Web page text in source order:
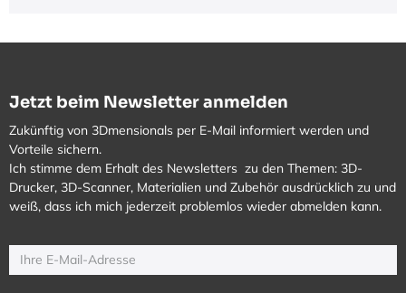
Jetzt beim Newsletter anmelden
Zukünftig von 3Dmensionals per E-Mail informiert werden und
Vorteile sichern.
Ich stimme dem Erhalt des Newsletters zu den Themen: 3D-
Drucker, 3D-Scanner, Materialien und Zubehör ausdrücklich zu und
weiß, dass ich mich jederzeit problemlos wieder abmelden kann.